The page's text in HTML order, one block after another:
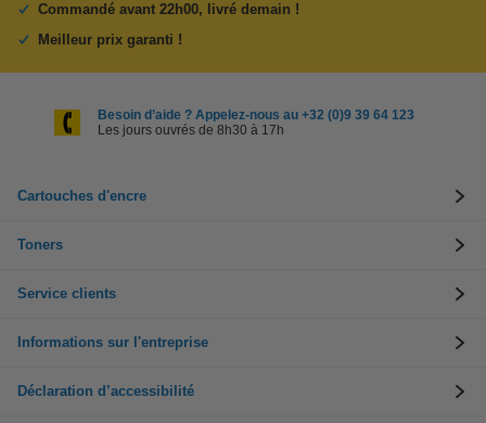
Commandé avant 22h00, livré demain !
Meilleur prix garanti !
Besoin d’aide ? Appelez-nous au +32 (0)9 39 64 123
Les jours ouvrés de 8h30 à 17h
Cartouches d'encre
Toners
Service clients
Informations sur l'entreprise
Déclaration d’accessibilité